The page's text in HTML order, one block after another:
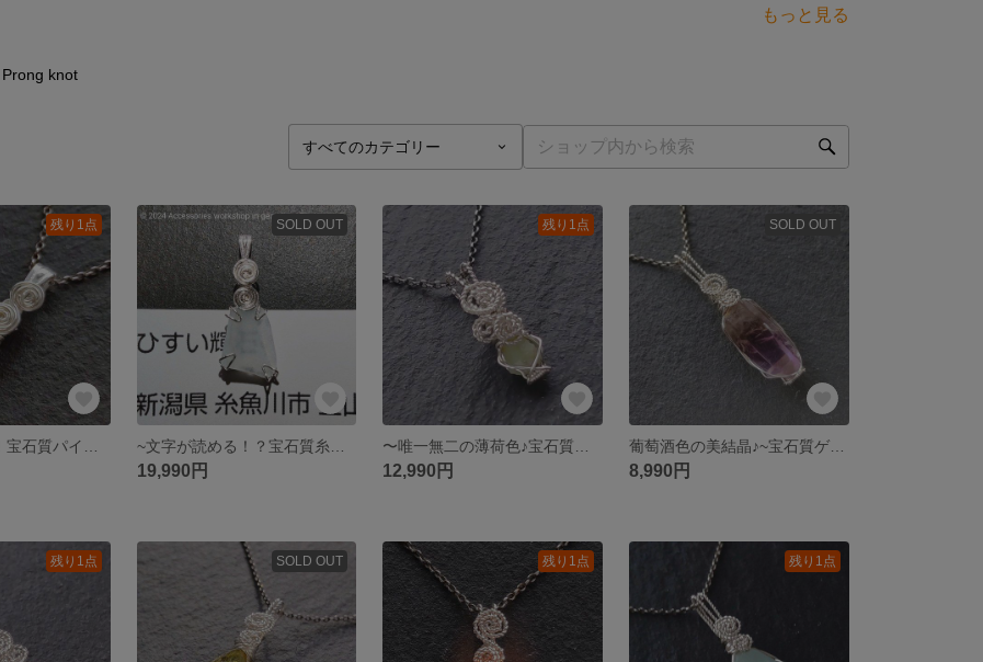
もっと見る
Prong knot
残り1点 SOLD OUT
19,990円
残り1点
12,990円
SOLD OUT
8,990円
残り1点 SOLD OUT 残り1点 残り1点